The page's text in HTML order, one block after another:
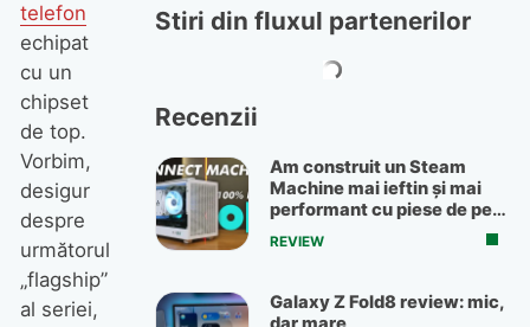
telefon
echipat
cu un
chipset
de top.
Vorbim,
desigur
despre
următorul
„flagship”
al seriei,
Stiri din fluxul partenerilor
Recenzii
Am construit un Steam
Machine mai ieftin și mai
performant cu piese de pe
OLX
REVIEW
Galaxy Z Fold8 review: mic,